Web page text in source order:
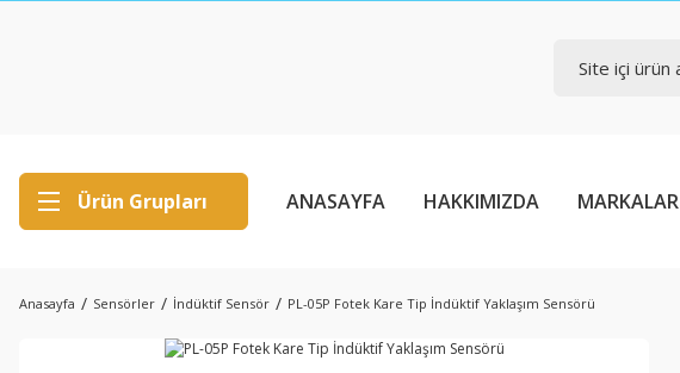
Ürün Grupları ANASAYFA HAKKIMIZDA MARKALAR
Anasayfa Sensörler İndüktif Sensör PL-05P Fotek Kare Tip İndüktif Yaklaşım Sensörü